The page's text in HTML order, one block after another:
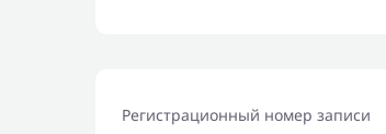
Регистрационный номер записи